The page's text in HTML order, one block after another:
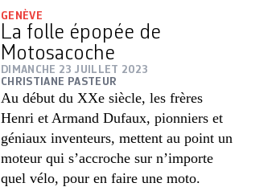
GENÈVE
La folle épopée de
Motosacoche
DIMANCHE 23 JUILLET 2023
CHRISTIANE PASTEUR
Au début du XXe siècle, les frères
Henri et Armand Dufaux, pionniers et
géniaux inventeurs, mettent au point un
moteur qui s’accroche sur n’importe
quel vélo, pour en faire une moto.